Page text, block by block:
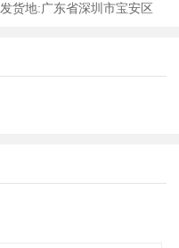
发货地:广东省深圳市宝安区